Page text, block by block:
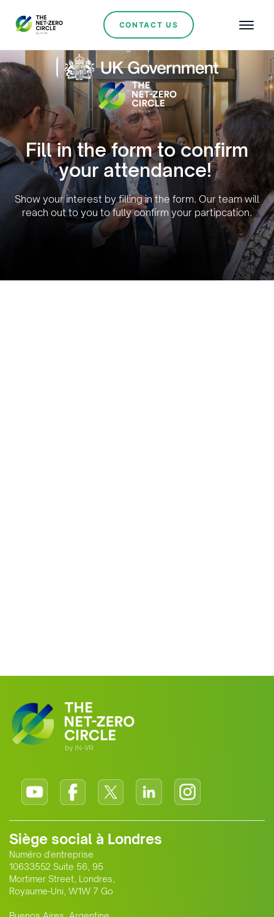
CONTACT US
Fill in the form to confirm
your attendance!
Show your interest by filling in the form. Our team will
reach out to you to fully confirm your partipcation.
Siège social à Londres
Numéro d'entreprise
10633552 Suite 56, 95
Mortimer Street, Londres,
Royaume-Uni, W1W 7 Go